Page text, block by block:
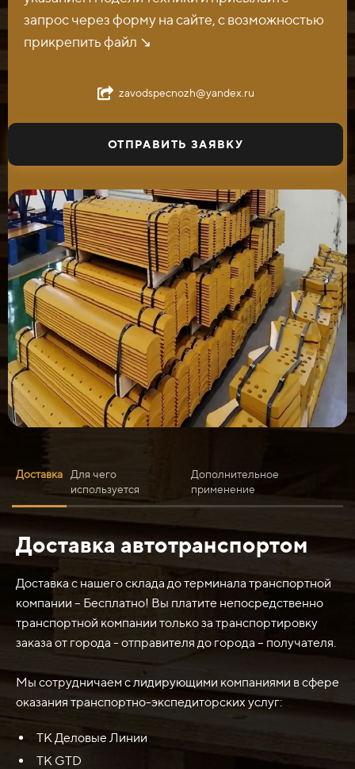
запрос через форму на сайте, с возможностью
прикрепить файл ↘️
zavodspecnozh@yandex.ru
ОТПРАВИТЬ ЗАЯВКУ
Доставка
Для чего
используется
Дополнительное
применение
Доставка автотранспортом
Доставка с нашего склада до терминала транспортной
компании – Бесплатно! Вы платите непосредственно
транспортной компании только за транспортировку
заказа от города - отправителя до города – получателя.
Мы сотрудничаем с лидирующими компаниями в сфере
оказания транспортно-экспедиторских услуг:
ТК Деловые Линии
ТК GTD
Нож ковша 2500x300x20 (400-500HB) SDLG LG 936L
используется для замены или ремонта поврежденного
ножа ковша на погрузчике LG 936L производства
SDLG. Нож ковша является износоустойчивым
компонентом, который применяется для скарификации,
разрыхления и срезания грунта, камней и других
материалов, которые погрузчик должен перевозить
или срезать. Ножи ковша должны быть прочными и
долговечными, чтобы обеспечить эффективную работу
погрузчика без необходимости частой замены или
ремонта.